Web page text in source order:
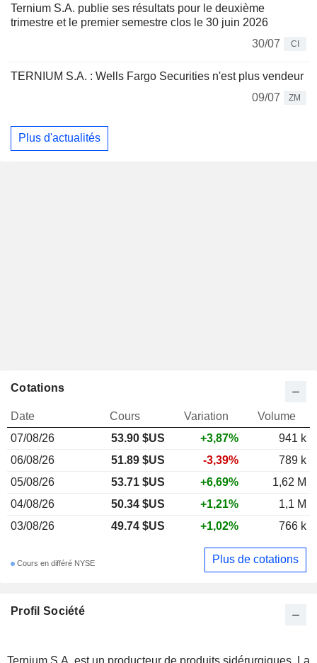
Ternium S.A. publie ses résultats pour le deuxième
trimestre et le premier semestre clos le 30 juin 2026
30/07
CI
TERNIUM S.A. : Wells Fargo Securities n'est plus vendeur
09/07
ZM
Plus d'actualités
Profil Société
Ternium S.A. est un producteur de produits sidérurgiques. La
Cotations
Date Cours Variation
Volume
07/08/26
53.90 $US +3,87%
941 k
06/08/26
51.89 $US -3,39%
789 k
05/08/26
53.71 $US +6,69%
1,62 M
04/08/26
50.34 $US +1,21%
1,1 M
03/08/26
49.74 $US +1,02% 766 k
Cours en différé NYSE Plus de cotations